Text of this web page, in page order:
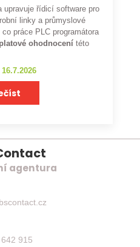
upravuje řídicí software pro
linky a průmyslové
práce PLC programátora
ohodnocení této
agentura
915